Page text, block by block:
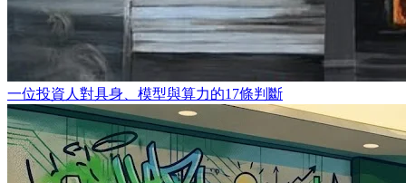
一位投資人對具身、模型與算力的17條判斷